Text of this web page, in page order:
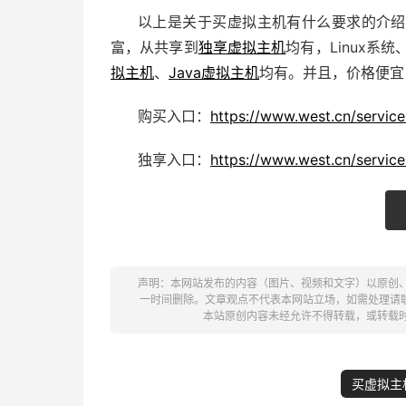
以上是关于买虚拟主机有什么要求的介
富，从共享到 独享虚拟主机均有，Linux系统
拟主机、 Java虚拟主机均有。并且，价格便
购买入口： https://www.west.cn/
独享入口： https://www.west.cn/
声明：本网站发布的内容（图片、视频和文字）以原
一时间删除。文章观点不代表本网站立场，如需处理
本站原创内容未经允许不得转载，或转载
买虚拟主